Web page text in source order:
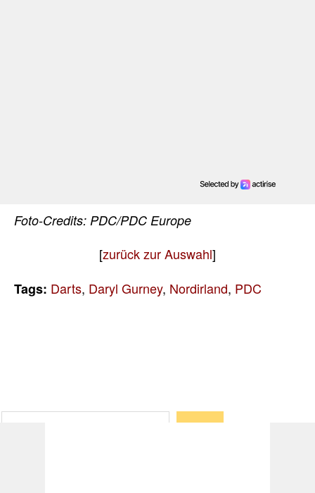
Foto-Credits: PDC/PDC Europe
[zurück zur Auswahl]
Tags: Darts, Daryl Gurney, Nordirland, PDC